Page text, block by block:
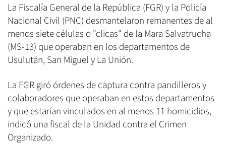
La Fiscalía General de la República (FGR) y la Policía
Nacional Civil (PNC) desmantelaron remanentes de al
menos siete células o "clicas" de la Mara Salvatrucha
(MS-13) que operaban en los departamentos de
Usulután, San Miguel y La Unión.
La FGR giró órdenes de captura contra pandilleros y
colaboradores que operaban en estos departamentos
y que estarían vinculados en al menos 11 homicidios,
indicó una fiscal de la Unidad contra el Crimen
Organizado.